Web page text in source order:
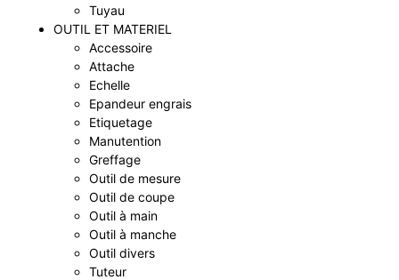
Tuyau
OUTIL ET MATERIEL
Accessoire
Attache
Echelle
Epandeur engrais
Etiquetage
Manutention
Greffage
Outil de mesure
Outil de coupe
Outil à main
Outil à manche
Outil divers
Tuteur